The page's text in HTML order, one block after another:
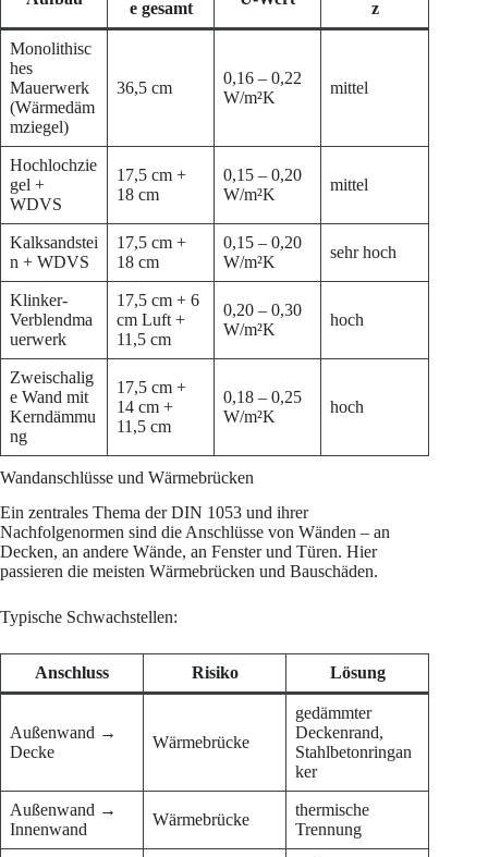
e gesamt z
Monolithisc
hes
Mauerwerk
(Wärmedäm
mziegel)
36,5 cm
0,16 – 0,22
W/m²K
mittel
Hochlochzie
gel +
WDVS
17,5 cm +
18 cm
0,15 – 0,20
W/m²K
mittel
Kalksandstei
n + WDVS
17,5 cm +
18 cm
0,15 – 0,20
W/m²K
sehr hoch
Klinker-
Verblendma
uerwerk
17,5 cm + 6
cm Luft +
11,5 cm
0,20 – 0,30
W/m²K
hoch
Zweischalig
e Wand mit
Kerndämmu
ng
17,5 cm +
14 cm +
11,5 cm
0,18 – 0,25
W/m²K
hoch
Wandanschlüsse und Wärmebrücken
Ein zentrales Thema der DIN 1053 und ihrer
Nachfolgenormen sind die Anschlüsse von Wänden – an
Decken, an andere Wände, an Fenster und Türen. Hier
passieren die meisten Wärmebrücken und Bauschäden.
Typische Schwachstellen:
Anschluss Risiko Lösung
Außenwand →
Decke
Wärmebrücke
gedämmter
Deckenrand,
Stahlbetonringan
ker
Außenwand →
Innenwand
Wärmebrücke
thermische
Trennung